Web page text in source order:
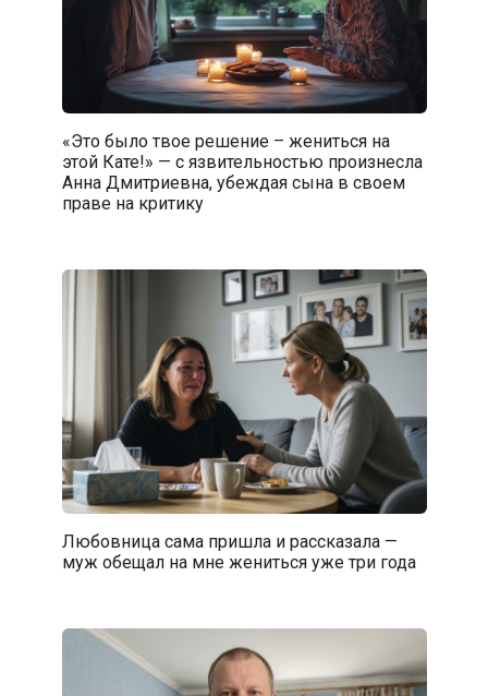
«Это было твое решение – жениться на
этой Кате!» — с язвительностью произнесла
Анна Дмитриевна, убеждая сына в своем
праве на критику
Любовница сама пришла и рассказала —
муж обещал на мне жениться уже три года